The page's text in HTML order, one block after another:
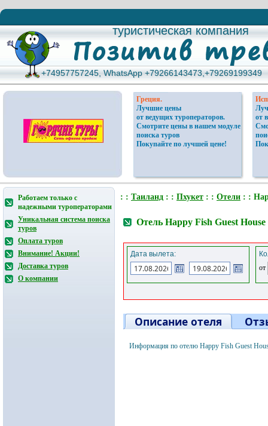
туристическая компания
туристическая компания
+74957757245, WhatsApp +79266143473,+79269199349
+74957757245, WhatsApp +79266143473,+79269199349
Греция.
Лучшие цены
от ведущих туроператоров.
Смотрите цены в нашем модуле
поиска туров
Покупайте по лучшей цене!
от
Работаем только с
надежными туроператорами
Уникальная система поиска
туров
Оплата туров
Внимание! Акции!
Доставка туров
О компании
: : Таиланд : : Пхукет : : Отели : :
Отель Happy Fish Guest
Дата вылета:
от
Описание отеля
Информация по отелю Happy Fish Guest